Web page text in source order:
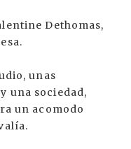
Dethomas,
unas
una sociedad,
un acomodo